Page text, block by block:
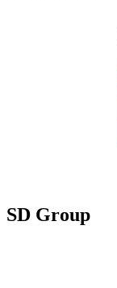
SD Group